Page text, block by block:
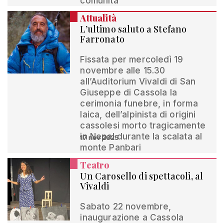
Attualità
L’ultimo saluto a Stefano
Farronato
Fissata per mercoledì 19
novembre alle 15.30
all’Auditorium Vivaldi di San
Giuseppe di Cassola la
cerimonia funebre, in forma
laica, dell’alpinista di origini
cassolesi morto tragicamente
in Nepal durante la scalata al
monte Panbari
17 nov 2025
Teatro
Un Carosello di spettacoli, al
Vivaldi
Sabato 22 novembre,
inaugurazione a Cassola